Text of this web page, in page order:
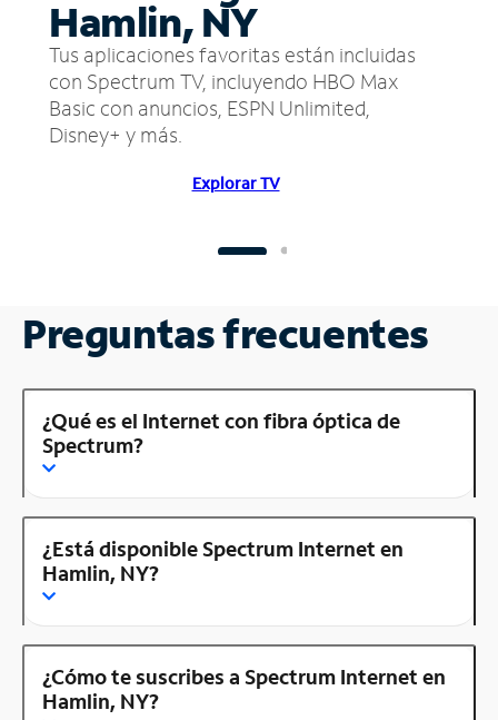
Hamlin, NY
Tus aplicaciones favoritas están incluidas
con Spectrum TV, incluyendo HBO Max
Basic con anuncios, ESPN Unlimited,
Disney+ y más.
Explorar TV
Preguntas frecuentes
¿Qué es el Internet con fibra óptica de
Spectrum?
¿Está disponible Spectrum Internet en
Hamlin, NY?
¿Cómo te suscribes a Spectrum Internet en
Hamlin, NY?